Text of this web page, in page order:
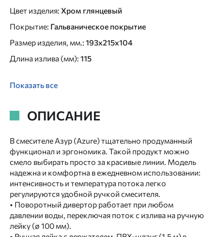
Цвет изделия: Хром глянцевый
Покрытие: Гальваническое покрытие
Размер изделия, мм.: 193x215x104
Длина излива (мм): 115
Показать все
ОПИСАНИЕ
В смесителе Азур (Azure) тщательно продуманный
функционал и эргономика. Такой продукт можно
смело выбирать просто за красивые линии. Модель
надежна и комфортна в ежедневном использовании:
интенсивность и температура потока легко
регулируются удобной ручкой смесителя.
• Поворотный дивертор работает при любом
давлении воды, переключая поток с излива на ручную
лейку (ø 100 мм).